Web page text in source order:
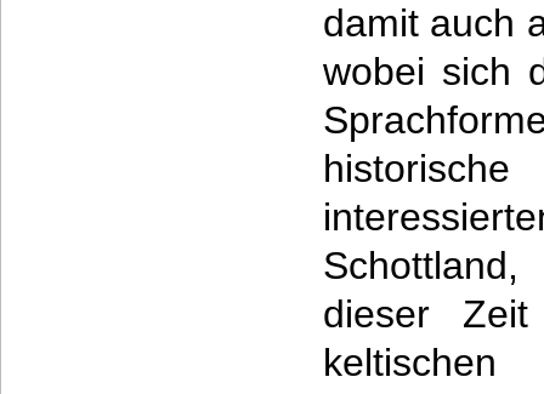
damit auch
wobei sich
dieser